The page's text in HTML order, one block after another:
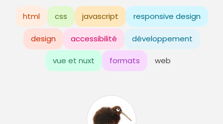
html css javascript responsive design
design accessibilité développement
vue et nuxt formats web